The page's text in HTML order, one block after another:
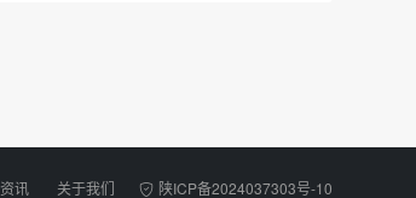
资讯 关于我们 陕ICP备2024037303号-10